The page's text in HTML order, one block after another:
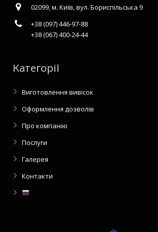
02099, м. Київ, вул. Бориспільська 9
+38 (097) 446-97-88
+38 (067) 400-24-44
Категорії
Виготовлення вивісок
Оформлення дозволів
Про компанію
Послуги
Галерея
Контакти